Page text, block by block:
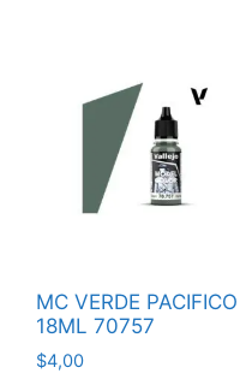
MC VERDE PACIFICO
18ML 70757
$4,00